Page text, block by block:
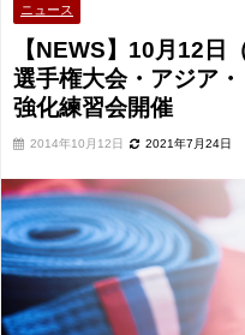
ニュース
【NEWS】10月12日
選手権大会・アジア
強化練習会開催
2014年10月12日 2021年7月24日